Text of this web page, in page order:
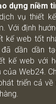
dựng niềm
vụ thiết
Với định
kế web tốt
dần dần
kế web với
Web24.
triển cả